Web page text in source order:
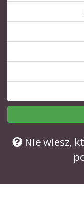
Nie wiesz,